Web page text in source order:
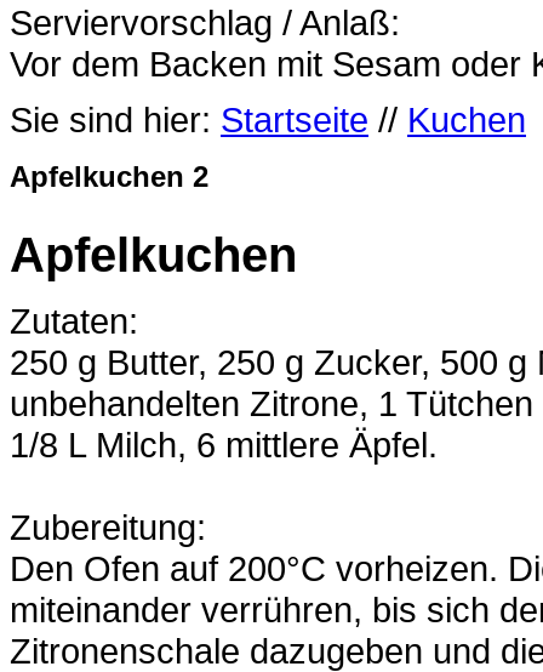
Serviervorschlag / Anlaß:
Vor dem Backen mit Sesam oder
Sie sind hier: Startseite // Kuchen
Apfelkuchen 2
Apfelkuchen
Zutaten:
250 g Butter, 250 g Zucker, 500
unbehandelten Zitrone, 1
1/8 L Milch, 6 mittlere Äpfel.
Zubereitung:
Den Ofen auf 200°C vorheizen.
miteinander verrühren, bis sich
Zitronenschale dazugeben und